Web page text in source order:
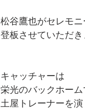
松谷鷹也がセレモ
登板させていただ
キャッチャーは
栄光のバックホー
土屋トレーナーを